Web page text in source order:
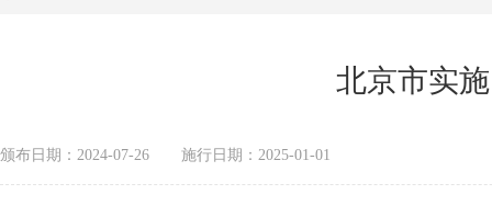
北京市实
颁布日期：2024-07-26 施行日期：2025-01-01